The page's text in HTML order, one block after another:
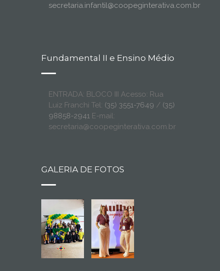
secretaria.infantil@coopeginterativa.com.br
Fundamental II e Ensino Médio
ENTRADA: BLOCO III Acesso: Rua
Luiz Franchi Tel: (35) 3551-7649 / (35)
98858-2941 E-mail:
secretaria@coopeginterativa.com.br
GALERIA DE FOTOS